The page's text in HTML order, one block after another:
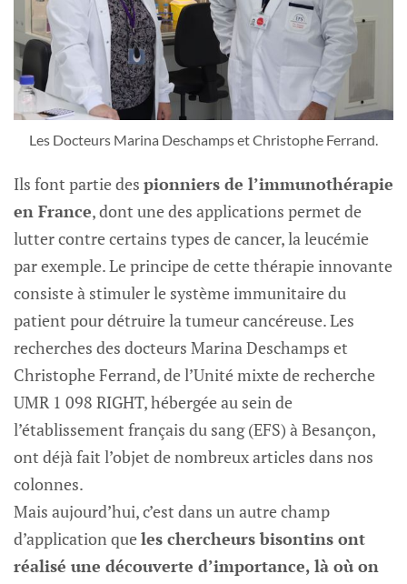
Les Docteurs Marina Deschamps et Christophe Ferrand.
Ils font partie des pionniers de l’immunothérapie
en France, dont une des applications permet de
lutter contre certains types de cancer, la leucémie
par exemple. Le principe de cette thérapie innovante
consiste à stimuler le système immunitaire du
patient pour détruire la tumeur cancéreuse. Les
recherches des docteurs Marina Deschamps et
Christophe Ferrand, de l’Unité mixte de recherche
UMR 1 098 RIGHT, hébergée au sein de
l’établissement français du sang (EFS) à Besançon,
ont déjà fait l’objet de nombreux articles dans nos
colonnes.
Mais aujourd’hui, c’est dans un autre champ
d’application queles chercheurs bisontins ont
réalisé une découverte d’importance, là où on